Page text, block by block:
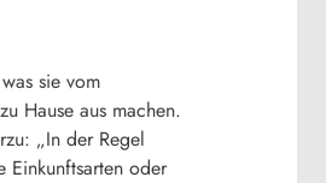
sie vom
Hause aus machen.
„In der Regel
Einkunftsarten oder